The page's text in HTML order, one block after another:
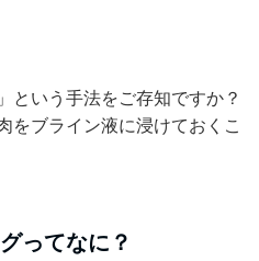
という手法をご存知ですか？
をブライン液に浸けておくこ
ってなに？